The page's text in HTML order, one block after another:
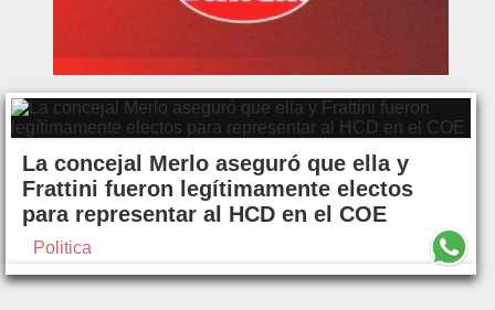
La concejal Merlo aseguró que ella y
Frattini fueron legítimamente electos
para representar al HCD en el COE
Politica